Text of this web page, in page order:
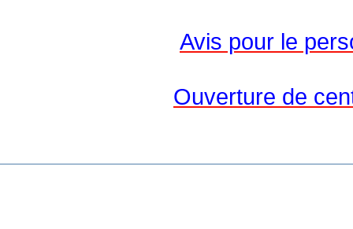
Avis pour le
Ouverture de